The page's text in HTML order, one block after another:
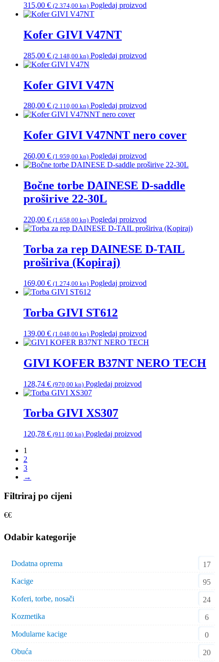
315,00 € (2.374,00 kn) Pogledaj proizvod
Kofer GIVI V47NT
285,00 € (2.148,00 kn) Pogledaj proizvod
Kofer GIVI V47N
280,00 € (2.110,00 kn) Pogledaj proizvod
Kofer GIVI V47NNT nero cover
260,00 € (1.959,00 kn) Pogledaj proizvod
Bočne torbe DAINESE D-saddle
proširive 22-30L
220,00 € (1.658,00 kn) Pogledaj proizvod
Torba za rep DAINESE D-TAIL
proširiva (Kopiraj)
169,00 € (1.274,00 kn) Pogledaj proizvod
Torba GIVI ST612
139,00 € (1.048,00 kn) Pogledaj proizvod
GIVI KOFER B37NT NERO TECH
128,74 € (970,00 kn) Pogledaj proizvod
Torba GIVI XS307
120,78 € (911,00 kn) Pogledaj proizvod
1
2
3
→
Filtriraj po cijeni
€€
Odabir kategorije
Dodatna oprema
17
Kacige
95
Koferi, torbe, nosači
24
Kozmetika
6
Modularne kacige
0
Obuća
20